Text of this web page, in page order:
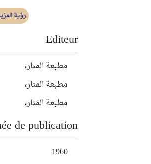
رؤية
Editeur
مطبعة المنار،
مطبعة المنار‏،
‏مطبعة المنار‏،
de publication
1960